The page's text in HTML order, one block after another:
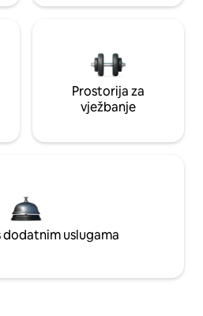
Prostorija za
vježbanje
uslugama